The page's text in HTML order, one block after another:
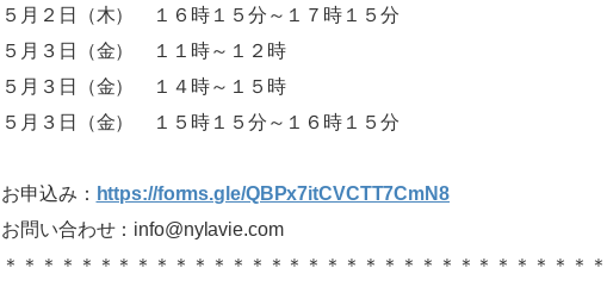
５月２日（木） １６時１５分～１７時１５分
５月３日（金） １１時～１２時
５月３日（金） １４時～１５時
５月３日（金） １５時１５分～１６時１５分
お申込み： https://forms.gle/QBPx7itCVCTT7CmN8
お問い合わせ：info@nylavie.com
＊＊＊＊＊＊＊＊＊＊＊＊＊＊＊＊＊＊＊＊＊＊＊＊＊＊＊＊＊＊＊